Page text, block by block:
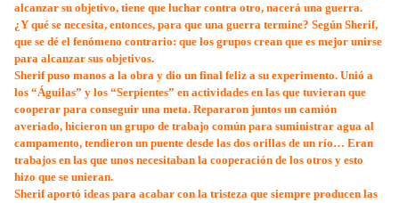
alcanzar su objetivo, tiene que luchar contra otro, nacerá una guerra.
¿Y qué se necesita, entonces, para que una guerra termine? Según Sherif,
que se dé el fenómeno contrario: que los grupos crean que es mejor unirse
para alcanzar sus objetivos.
Sherif puso manos a la obra y dio un final feliz a su experimento. Unió a
los “Águilas” y los “Serpientes” en actividades en las que tuvieran que
cooperar para conseguir una meta. Repararon juntos un camión
averiado, hicieron un grupo de trabajo común para suministrar agua al
campamento, tendieron un puente desde las dos orillas de un río… Eran
trabajos en las que unos necesitaban la cooperación de los otros y esto
hizo que se unieran.
Sherif aportó ideas para acabar con la tristeza que siempre producen las